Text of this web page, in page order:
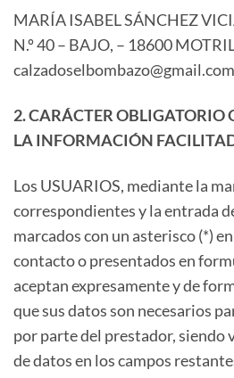
MARÍA ISABEL SÁNCHEZ
N.º 40 – BAJO, – 18600
calzadoselbombazo@gmail.com
2. CARÁCTER OBLIGATORIO
LA INFORMACIÓN
Los USUARIOS, mediante la
correspondientes y la entrada
marcados con un asterisco (*)
contacto o presentados en
aceptan expresamente y de
que sus datos son necesarios
por parte del prestador, siendo
de datos en los campos